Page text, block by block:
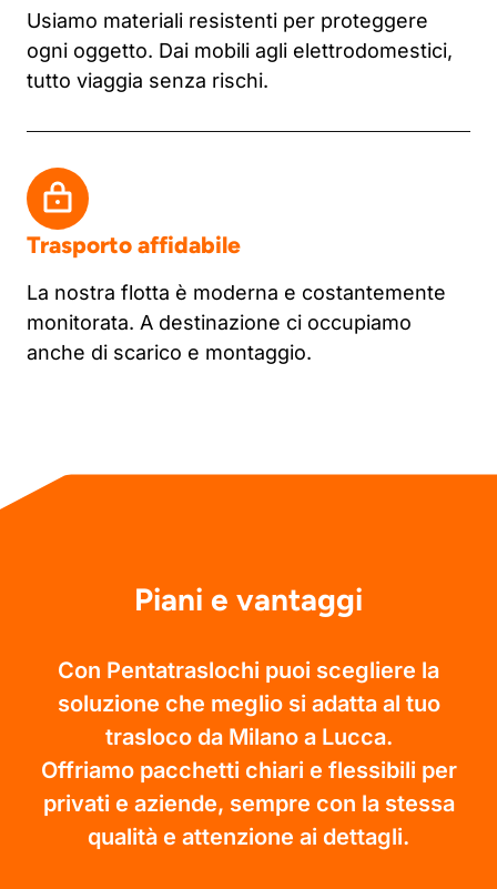
Usiamo materiali resistenti per proteggere
ogni oggetto. Dai mobili agli elettrodomestici,
tutto viaggia senza rischi.
Trasporto affidabile
La nostra flotta è moderna e costantemente
monitorata. A destinazione ci occupiamo
anche di scarico e montaggio.
Piani e vantaggi
Con Pentatraslochi puoi scegliere la
soluzione che meglio si adatta al tuo
trasloco da Milano a Lucca.
Offriamo pacchetti chiari e flessibili per
privati e aziende, sempre con la stessa
qualità e attenzione ai dettagli.